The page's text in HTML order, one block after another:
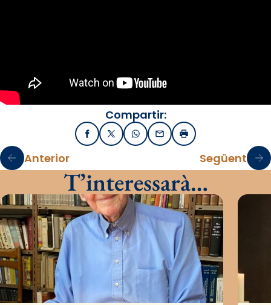
Compartir:
FacebookX / TwitterWhatsApp
EmailImprimir
Anterior Següent
T’interessarà…